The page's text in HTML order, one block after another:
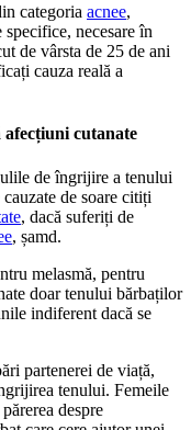
categoria acnee,
specifice, necesare în
de vârsta de 25 de ani
cauza reală a
cutanate
de îngrijire a tenului
de soare citiți
, dacă suferiți de
, șamd.
melasmă, pentru
doar tenului bărbaților
indiferent dacă se
partenerei de viață,
tenului. Femeile
despre